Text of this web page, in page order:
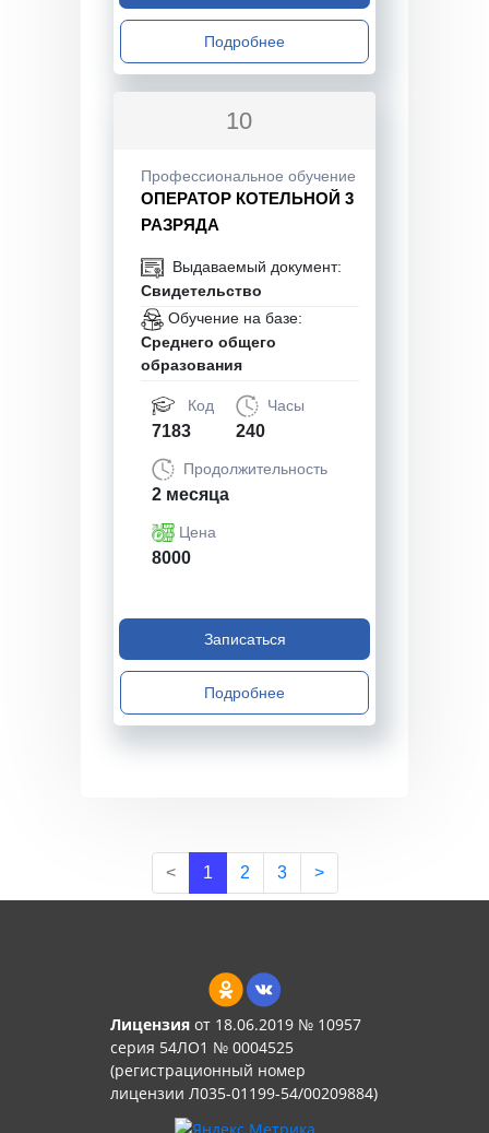
Подробнее
10
Профессиональное обучение
ОПЕРАТОР КОТЕЛЬНОЙ 3
РАЗРЯДА
Выдаваемый документ:
Свидетельство
Обучение на базе:
Среднего общего
образования
Код
7183
Часы
240
Продолжительность
2 месяца
Цена
8000
Записаться
Подробнее
< 1 2 3 >
Лицензияот 18.06.2019 № 10957
серия 54ЛО1 № 0004525
(регистрационный номер
лицензии Л035-01199-54/00209884)